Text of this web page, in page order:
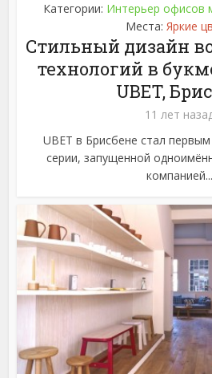
Категории: Интерьер офисов
Места: Яркие
Стильный дизайн
технологий в
UBET,
11 лет
UBET в Брисбене стал
серии, запущенной
компанией...